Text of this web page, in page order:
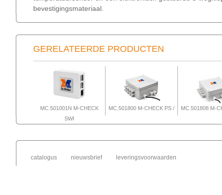
bevestigingsmateriaal.
GERELATEERDE PRODUCTEN
MC.501001N M-CHECK
SWI
MC.501800 M-CHECK PS / MC.501808 M-
catalogus nieuwsbrief leveringsvoorwaarden